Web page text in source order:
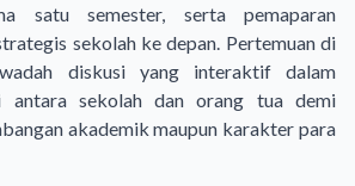
satu semester, serta pemaparan
sekolah ke depan. Pertemuan di
diskusi yang interaktif dalam
antara sekolah dan orang tua demi
akademik maupun karakter para